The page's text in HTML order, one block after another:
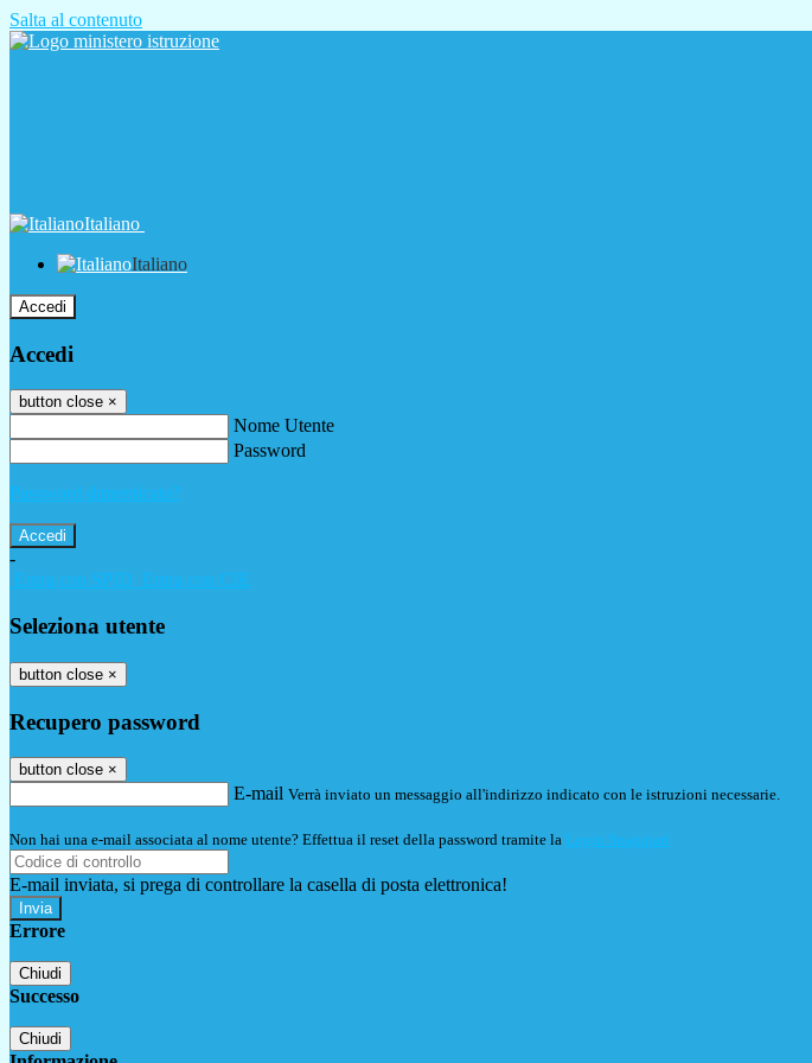
Salta al contenuto
Italiano
Italiano
Accedi
Accedi
button close ×
Nome Utente
Password
Password dimenticata?
-
Entra con SPID
Entra con CIE
Seleziona utente
button close ×
Recupero password
button close ×
E-mail Verrà inviato un messaggio all'indirizzo indicato con le istruzioni necessarie.
Non hai una e-mail associata al nome utente? Effettua il reset della password tramite la Login Spaggiari
E-mail inviata, si prega di controllare la casella di posta elettronica!
Errore
Chiudi
Successo
Chiudi